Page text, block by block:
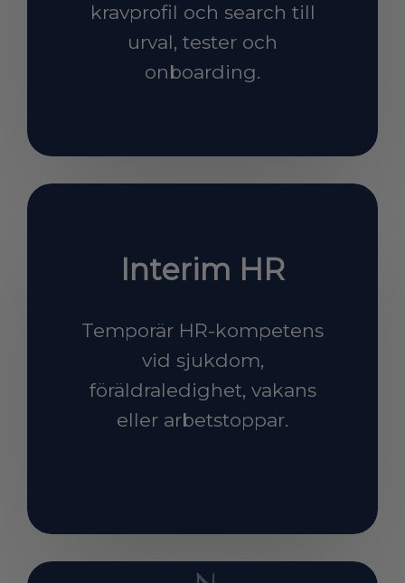
kravprofil och search till
urval, tester och
onboarding.​​​​​​​
Interim HR
Temporär HR-kompetens
vid sjukdom,
föräldraledighet, vakans
eller arbetstoppar.